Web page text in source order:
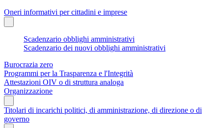
Oneri informativi per cittadini e imprese
Scadenzario obblighi amministrativi
Scadenzario dei nuovi obblighi amministrativi
Burocrazia zero
Programmi per la Trasparenza e l'Integrità
Attestazioni OIV o di struttura analoga
Organizzazione
Titolari di incarichi politici, di amministrazione, di direzione o di
governo